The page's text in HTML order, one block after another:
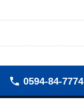
phone 0594-84-7774